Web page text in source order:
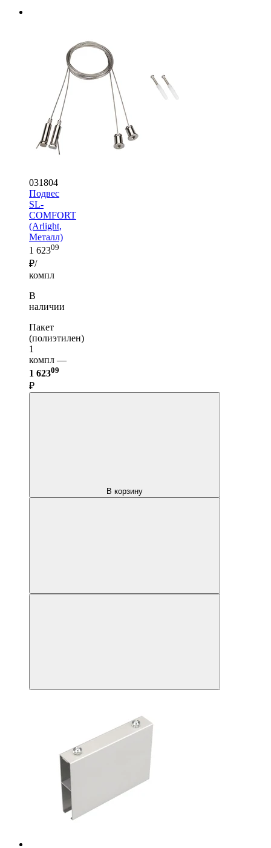
031804
Подвес
SL-
COMFORT
(Arlight,
Металл)
1 62309
₽/
компл
В
наличии
Пакет
(полиэтилен)
1
компл —
1 62309
₽
В корзину